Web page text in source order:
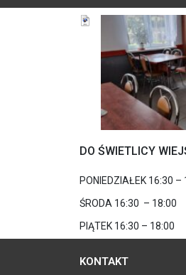
DO ŚWIETLICY
PONIEDZIAŁEK 16:30 –
ŚRODA 16:30 – 18:00
PIĄTEK 16:30 – 18:00
KONTAKT